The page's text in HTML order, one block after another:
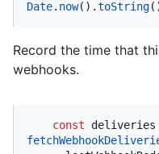
Date. now().toString
Record the time that
webhooks.
const deliveries